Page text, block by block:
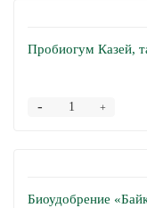
Пробиогум Казей,
+
-
Биоудобрение